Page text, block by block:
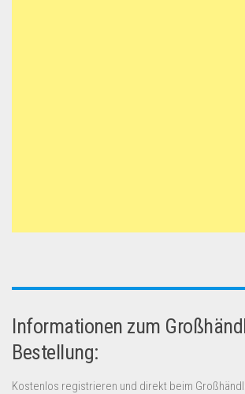
Informationen zum
Bestellung:
Kostenlos registrieren und direkt beim